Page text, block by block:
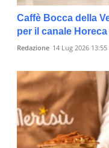
Caffè Bocca della
per il canale Horeca
Redazione 14 Lug 2026 13:55